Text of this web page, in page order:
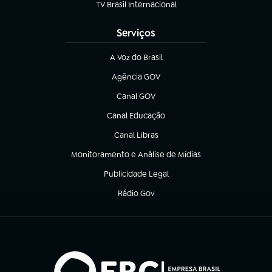
TV Brasil Internacional
(abre em nova aba)
Serviços
A Voz do Brasil
(abre em nova aba)
Agência GOV
(abre em nova aba)
Canal GOV
(abre em nova aba)
Canal Educação
(abre em nova aba)
Canal Libras
(abre em nova aba)
Monitoramento e Análise de Mídias
(abre em nova aba)
Publicidade Legal
(abre em nova aba)
Rádio Gov
(abre em nova aba)